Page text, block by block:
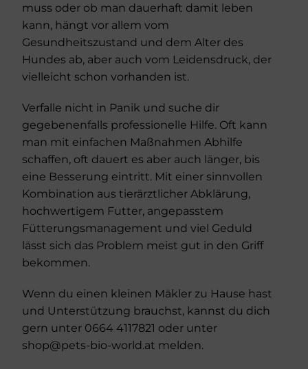
muss oder ob man dauerhaft damit leben
kann, hängt vor allem vom
Gesundheitszustand und dem Alter des
Hundes ab, aber auch vom Leidensdruck, der
vielleicht schon vorhanden ist.
Verfalle nicht in Panik und suche dir
gegebenenfalls professionelle Hilfe. Oft kann
man mit einfachen Maßnahmen Abhilfe
schaffen, oft dauert es aber auch länger, bis
eine Besserung eintritt. Mit einer sinnvollen
Kombination aus tierärztlicher Abklärung,
hochwertigem Futter, angepasstem
Fütterungsmanagement und viel Geduld
lässt sich das Problem meist gut in den Griff
bekommen.
Wenn du einen kleinen Mäkler zu Hause hast
und Unterstützung brauchst, kannst du dich
gern unter 0664 4117821 oder unter
shop@pets-bio-world.at melden.